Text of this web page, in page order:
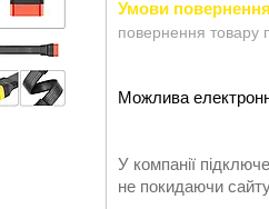
повернення товару
У компанії
не покидаючи